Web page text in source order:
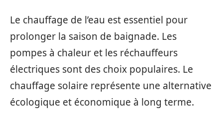
Le chauffage de l’eau est essentiel pour
prolonger la saison de baignade. Les
pompes à chaleur et les réchauffeurs
électriques sont des choix populaires. Le
chauffage solaire représente une alternative
écologique et économique à long terme.